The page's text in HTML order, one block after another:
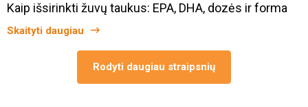
Kaip išsirinkti žuvų taukus: EPA, DHA, dozės ir forma
Skaityti daugiau
Rodyti daugiau straipsnių